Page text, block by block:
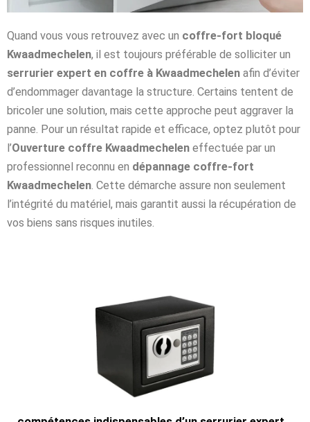
Quand vous vous retrouvez avec un coffre-fort bloqué
Kwaadmechelen, il est toujours préférable de solliciter un
serrurier expert en coffre à Kwaadmechelen afin d’éviter
d’endommager davantage la structure. Certains tentent de
bricoler une solution, mais cette approche peut aggraver la
panne. Pour un résultat rapide et efficace, optez plutôt pour
l’Ouverture coffre Kwaadmechelen effectuée par un
professionnel reconnu en dépannage coffre-fort
Kwaadmechelen. Cette démarche assure non seulement
l’intégrité du matériel, mais garantit aussi la récupération de
vos biens sans risques inutiles.